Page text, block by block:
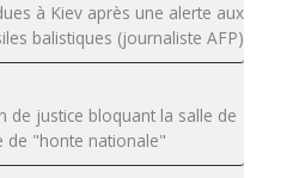
à Kiev après une alerte aux
balistiques (journaliste AFP)
de justice bloquant la salle de
de "honte nationale"